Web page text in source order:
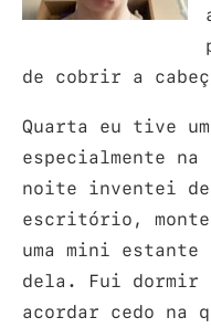
de cobrir a
Quarta eu tive
especialmente na
noite inventei
escritório,
uma mini
dela. Fui dormir
acordar cedo na